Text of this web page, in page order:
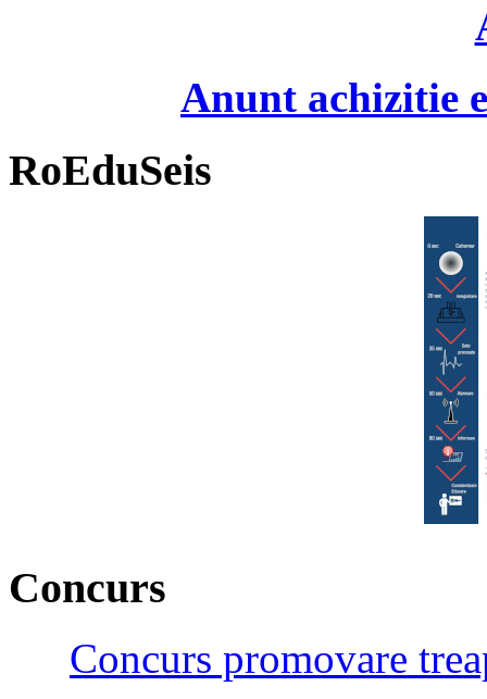
Anunt achizitie
RoEduSeis
Concurs
Concurs promovare